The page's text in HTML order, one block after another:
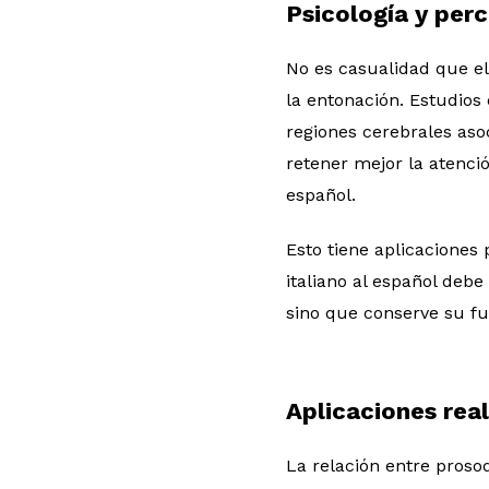
Psicología y
No es casualidad que
la entonación.
regiones cerebrales
retener mejor la
español.
Esto tiene
italiano al español
sino que conserve su
Aplicaciones
La relación entre